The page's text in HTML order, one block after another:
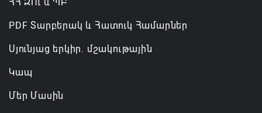
PDF Տարբերակ և Հատուկ Համարներ
Սյունյաց երկիր. մշակութային
Կապ
Մեր Մասին